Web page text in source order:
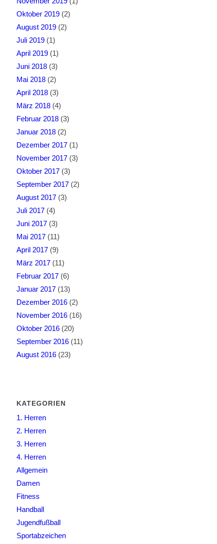
Oktober 2019(2)
August 2019(2)
Juli 2019(1)
April 2019(1)
Juni 2018(3)
Mai 2018(2)
April 2018(3)
März 2018(4)
Februar 2018(3)
Januar 2018(2)
Dezember 2017(1)
November 2017(3)
Oktober 2017(3)
September 2017(2)
August 2017(3)
Juli 2017(4)
Juni 2017(3)
Mai 2017(11)
April 2017(9)
März 2017(11)
Februar 2017(6)
Januar 2017(13)
Dezember 2016(2)
November 2016(16)
Oktober 2016(20)
September 2016(11)
August 2016(23)
KATEGORIEN
1. Herren
2. Herren
3. Herren
4. Herren
Allgemein
Damen
Fitness
Handball
Jugendfußball
Sportabzeichen